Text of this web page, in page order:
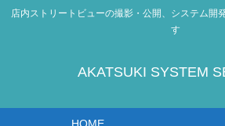
店内ストリートビューの撮影・公開、システム開
す
AKATSUKI SYSTEM